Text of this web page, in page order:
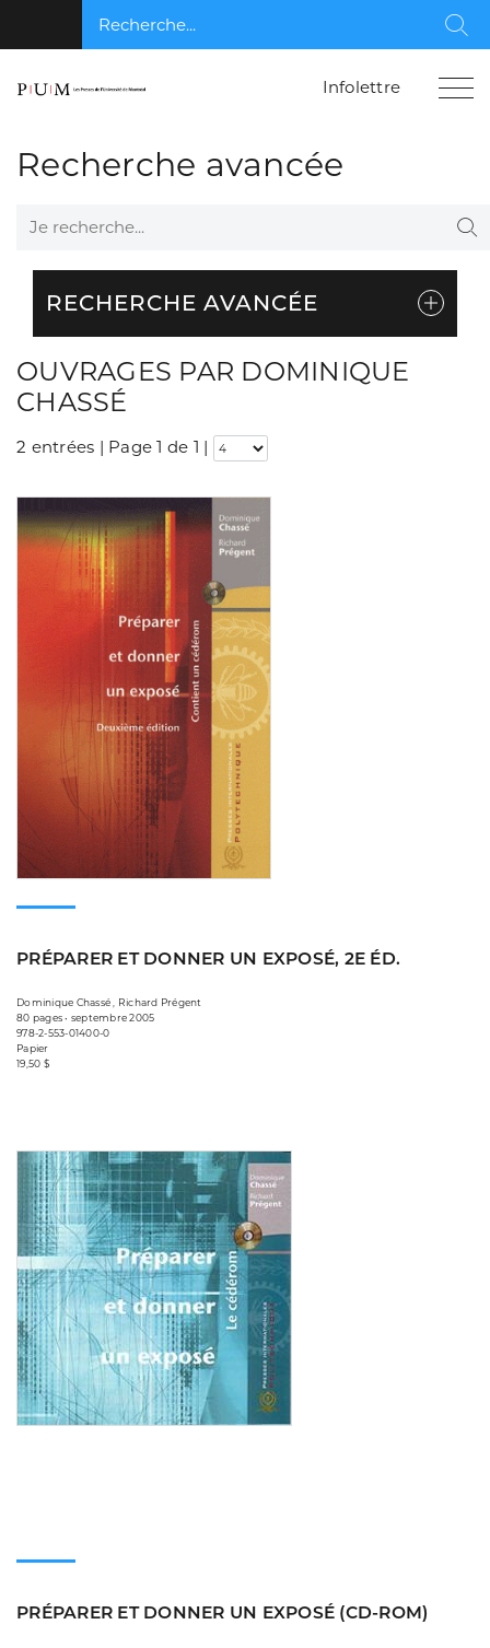
Recherche...
Infolettre
Recherche avancée
Je recherche...
RECHERCHE AVANCÉE
OUVRAGES PAR DOMINIQUE
CHASSÉ
2 entrées | Page 1 de 1 |
PRÉPARER ET DONNER UN EXPOSÉ, 2E ÉD.
Dominique Chassé , Richard Prégent
80 pages • septembre 2005
978-2-553-01400-0
Papier
19,50 $
PRÉPARER ET DONNER UN EXPOSÉ (CD-ROM)